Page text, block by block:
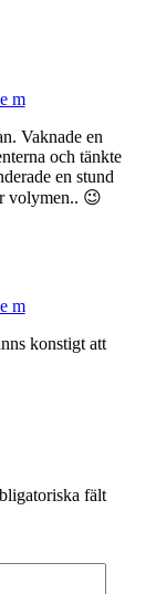
m
Vaknade en
och tänkte
en stund
volymen.. 😉
m
konstigt att
fält